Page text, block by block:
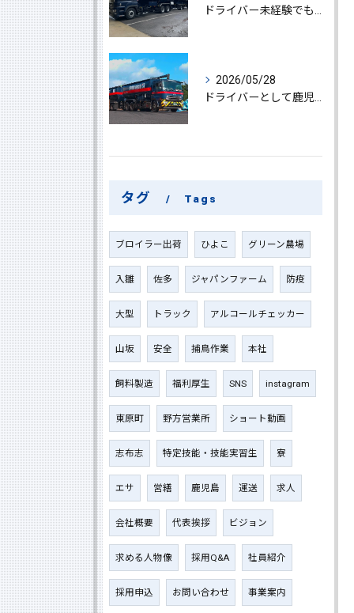
2026/05/28
タグ Tags
ブロイラー出荷 ひよこ グリーン農場
入雛 佐多 ジャパンファーム 防疫
大型 トラック アルコールチェッカー
山坂 安全 捕鳥作業 本社
飼料製造 福利厚生 SNS instagram
東原町 野方営業所 ショート動画
志布志 特定技能・技能実習生 寮
エサ 営繕 鹿児島 運送 求人
会社概要 代表挨拶 ビジョン
求める人物像 採用Q&A 社員紹介
採用申込 お問い合わせ 事業案内